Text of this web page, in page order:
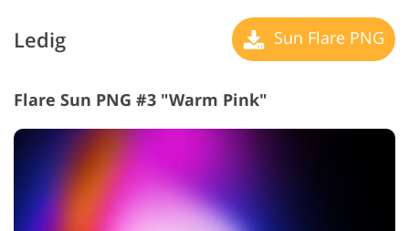
Ledig Sun Flare PNG
Flare Sun PNG #3 "Warm Pink"